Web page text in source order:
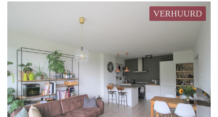
VERHUURD